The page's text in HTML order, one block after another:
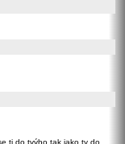
ti do tvýho tak jako ty do